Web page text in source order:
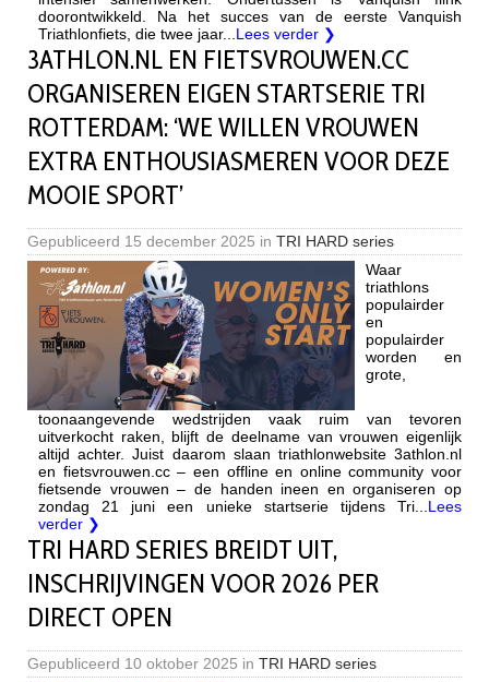
doorontwikkeld. Na het succes van de eerste Vanquish
Triathlonfiets, die twee jaar... Lees verder ❯
3ATHLON.NL EN FIETSVROUWEN.CC
ORGANISEREN EIGEN STARTSERIE TRI
ROTTERDAM: ‘WE WILLEN VROUWEN
EXTRA ENTHOUSIASMEREN VOOR DEZE
MOOIE SPORT’
Gepubliceerd 15 december 2025 in TRI HARD series
Waar
triathlons
populairder
en
populairder
worden en
grote,
toonaangevende wedstrijden vaak ruim van tevoren
uitverkocht raken, blijft de deelname van vrouwen eigenlijk
altijd achter. Juist daarom slaan triathlonwebsite 3athlon.nl
en fietsvrouwen.cc – een offline en online community voor
fietsende vrouwen – de handen ineen en organiseren op
zondag 21 juni een unieke startserie tijdens Tri... Lees
verder ❯
TRI HARD SERIES BREIDT UIT,
INSCHRIJVINGEN VOOR 2026 PER
DIRECT OPEN
Gepubliceerd 10 oktober 2025 in TRI HARD series